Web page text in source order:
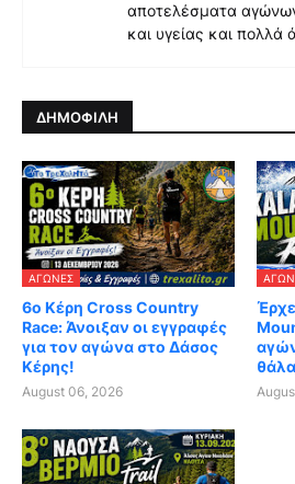
αποτελέσματα
και υγείας και πολλά
ΔΗΜΟΦΙΛΗ
ΑΓΏΝΕΣ
6ο Κέρη Cross Country
Race: Άνοιξαν οι εγγραφές
για τον αγώνα στο Δάσος
Κέρης!
August 06, 2026